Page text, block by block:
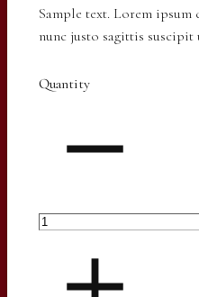
Sample text. Lorem
nunc justo sagittis suscipit
Quantity